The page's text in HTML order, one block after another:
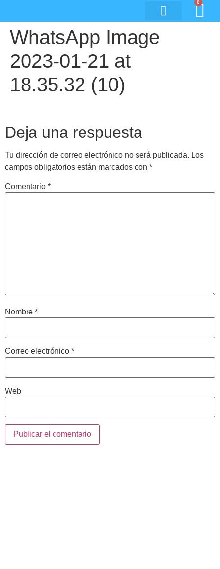
0
WhatsApp Image
2023-01-21 at
18.35.32 (10)
Deja una respuesta
Tu dirección de correo electrónico no será publicada. Los
campos obligatorios están marcados con *
Comentario *
Nombre *
Correo electrónico *
Web